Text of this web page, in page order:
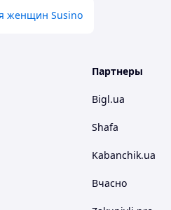
женщин Susino
Партнеры
Bigl.ua
Shafa
Kabanchik.ua
Вчасно